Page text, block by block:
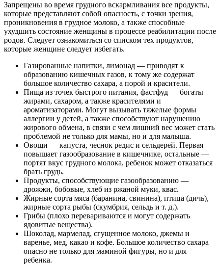
Запрещены во время грудного вскармливания все продукты,
которые представляют собой опасность, с точки зрения,
проникновения в грудное молоко, а также способные
ухудшить состояние женщины в процессе реабилитации после
родов. Следует ознакомиться со списком тех продуктов,
которые женщине следует избегать.
Газированные напитки, лимонад — приводят к
образованию кишечных газов, к тому же содержат
большое количество сахара, а порой и красители.
Пища из точек быстрого питания, фастфуд — богаты
жирами, сахаром, а также красителями и
ароматизаторами. Могут вызывать тяжелые формы
аллергии у детей, а также способствуют нарушению
жирового обмена, в связи с чем лишний вес может стать
проблемой не только для мамы, но и для малыша.
Овощи — капуста, чеснок редис и сельдерей. Первая
повышает газообразование в кишечнике, остальные —
портят вкус грудного молока, ребенок может отказаться
брать грудь.
Продукты, способствующие газообразованию —
дрожжи, бобовые, хлеб из ржаной муки, квас.
Жирные сорта мяса (баранина, свинина), птица (дичь),
жирные сорта рыбы (скумбрия, сельдь и т. д.).
Грибы (плохо перевариваются и могут содержать
ядовитые вещества).
Шоколад, мармелад, сгущенное молоко, джемы и
варенье, мед, какао и кофе. Большое количество сахара
опасно не только для маминой фигуры, но и для
ребенка.